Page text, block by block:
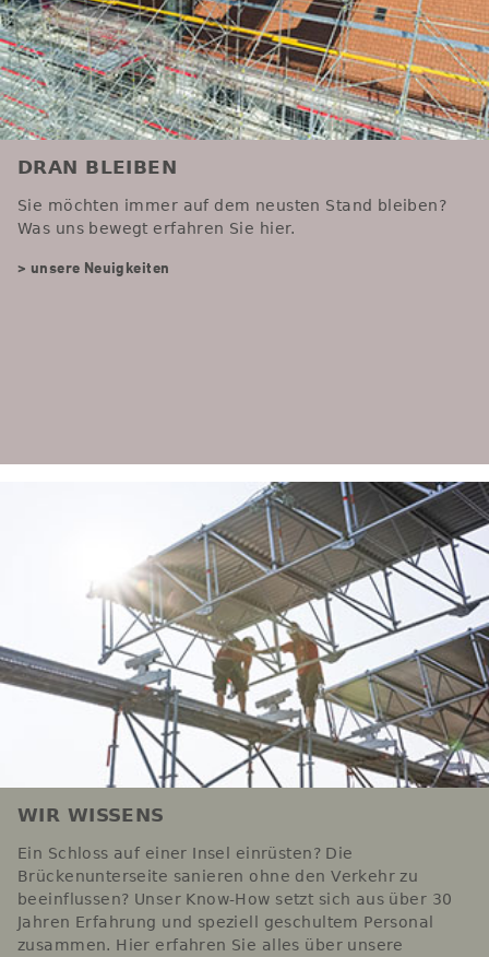
DRAN BLEIBEN
Sie möchten immer auf dem neusten Stand bleiben?
Was uns bewegt erfahren Sie hier.
> unsere Neuigkeiten
WIR WISSENS
Ein Schloss auf einer Insel einrüsten? Die
Brückenunterseite sanieren ohne den Verkehr zu
beeinflussen? Unser Know-How setzt sich aus über 30
Jahren Erfahrung und speziell geschultem Personal
zusammen. Hier erfahren Sie alles über unsere